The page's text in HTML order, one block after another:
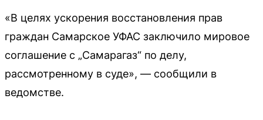
«В целях ускорения восстановления прав
граждан Самарское УФАС заключило мировое
соглашение с „Самарагаз“ по делу,
рассмотренному в суде», — сообщили в
ведомстве.